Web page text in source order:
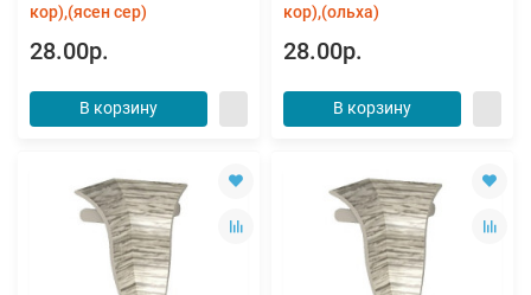
кор),(ясен сер)
28.00р.
В корзину
кор),(ольха)
28.00р.
В корзину